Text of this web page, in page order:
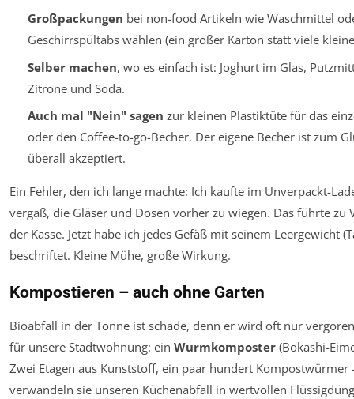
Großpackungen bei non-food Artikeln wie Waschmittel
Geschirrspültabs wählen (ein großer Karton statt viele
Selber machen, wo es einfach ist: Joghurt im Glas,
Zitrone und Soda.
Auch mal "Nein" sagen zur kleinen Plastiktüte für das
oder den Coffee-to-go-Becher. Der eigene Becher ist zum
überall akzeptiert.
Ein Fehler, den ich lange machte: Ich kaufte im Unverpackt-
vergaß, die Gläser und Dosen vorher zu wiegen. Das führte zu
der Kasse. Jetzt habe ich jedes Gefäß mit seinem Leergewicht
beschriftet. Kleine Mühe, große Wirkung.
Kompostieren – auch ohne Garten
Bioabfall in der Tonne ist schade, denn er wird oft nur
für unsere Stadtwohnung: ein Wurmkomposter (Bokashi-
Zwei Etagen aus Kunststoff, ein paar hundert Kompostwürmer
verwandeln sie unseren Küchenabfall in wertvollen